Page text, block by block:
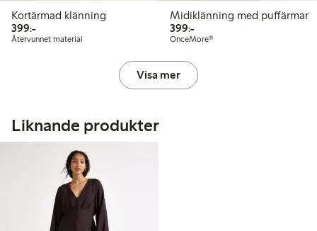
Kortärmad klänning
399:-399,00 kr
Återvunnet material
Midiklänning med puffärmar
399:-399,00 kr
OnceMore®
Visa mer
Liknande produkter